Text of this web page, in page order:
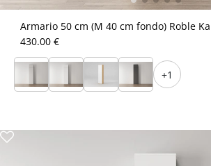
Armario 50 cm (M 40 cm fondo) Roble
430.00 €
+1